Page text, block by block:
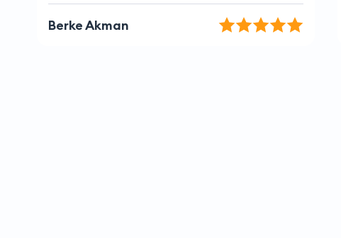
Merve Aktaş